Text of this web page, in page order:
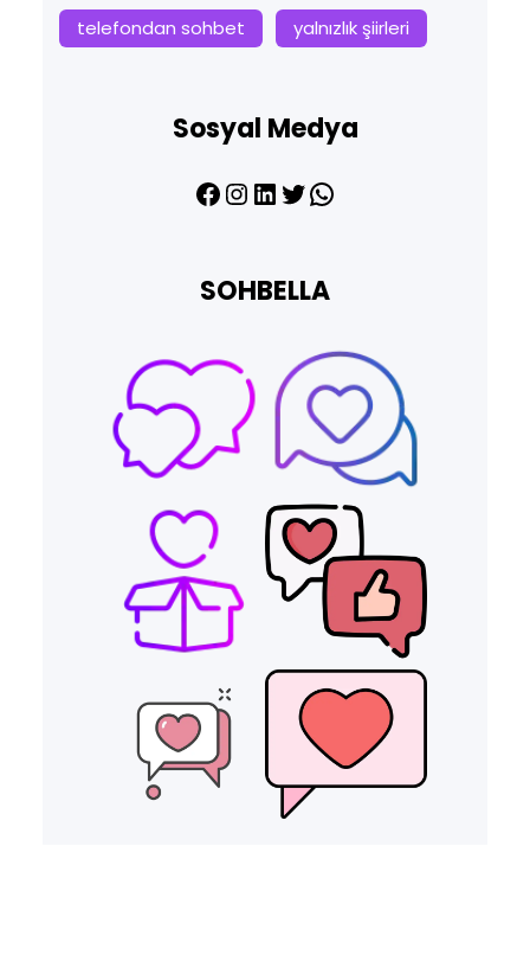
telefondan sohbet
yalnızlık şiirleri
Sosyal Medya
Facebook InstagramLinkedIn Twitter WhatsApp
SOHBELLA